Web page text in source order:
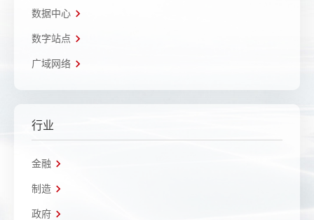
数据中心
数字站点
广域网络
行业
金融
制造
政府